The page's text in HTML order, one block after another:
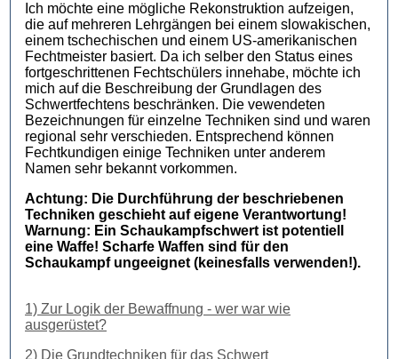
Ich möchte eine mögliche Rekonstruktion aufzeigen,
die auf mehreren Lehrgängen bei einem slowakischen,
einem tschechischen und einem US-amerikanischen
Fechtmeister basiert. Da ich selber den Status eines
fortgeschrittenen Fechtschülers innehabe, möchte ich
mich auf die Beschreibung der Grundlagen des
Schwertfechtens beschränken. Die vewendeten
Bezeichnungen für einzelne Techniken sind und waren
regional sehr verschieden. Entsprechend können
Fechtkundigen einige Techniken unter anderem
Namen sehr bekannt vorkommen.
Achtung: Die Durchführung der beschriebenen
Techniken geschieht auf eigene Verantwortung!
Warnung: Ein Schaukampfschwert ist potentiell
eine Waffe! Scharfe Waffen sind für den
Schaukampf ungeeignet (keinesfalls verwenden!).
1) Zur Logik der Bewaffnung - wer war wie
ausgerüstet?
2) Die Grundtechniken für das Schwert